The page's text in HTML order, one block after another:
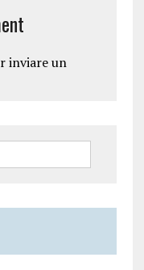
inviare un